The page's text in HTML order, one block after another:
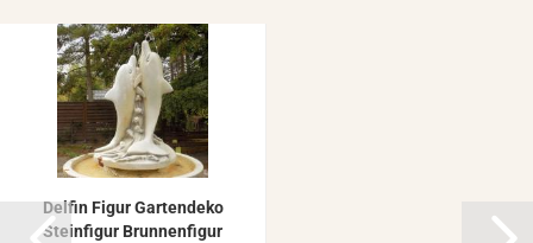
Del­fin Figur Gar­ten­de­ko
Stein­fi­gur Brun­nen­fi­gur